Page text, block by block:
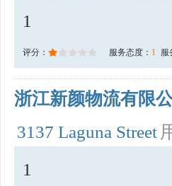
1
评分： 服务态度： 1 服
浙江新颜物流有限
3137 Laguna Street
1